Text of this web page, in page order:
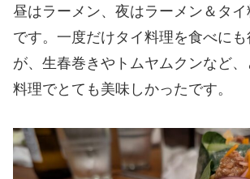
昼はラーメン、夜はラーメン＆タ
です。一度だけタイ料理を食べに
が、生春巻きやトムヤムクンなど
料理でとても美味しかったです。